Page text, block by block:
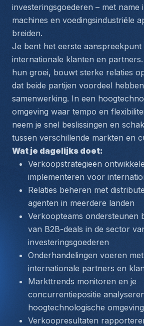
investeringsgoederen – met name
machines en voedingsindustriële
breiden.
Je bent het eerste
internationale klanten en
hun groei, bouwt sterke relaties
dat beide partijen voordeel
samenwerking. In een
omgeving waar tempo en
neem je snel beslissingen en
tussen verschillende markten en
Wat je dagelijks doet:
Verkoopstrategieën
implementeren voor
Relaties beheren met
agenten in meerdere landen
Verkoopteams ondersteunen
van B2B-deals in de sector
investeringsgoederen
Onderhandelingen voeren met
internationale partners en
Markttrends monitoren en je
concurrentiepositie
hoogtechnologische omgeving
Verkoopresultaten